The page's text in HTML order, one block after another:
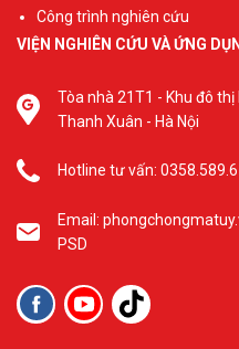
Công trình nghiên cứu
VIỆN NGHIÊN CỨU VÀ ỨNG
Tòa nhà 21T1 - Khu đô
Thanh Xuân - Hà Nội
Hotline tư vấn:
Email:
PSD